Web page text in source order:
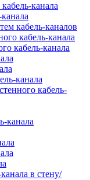
канала
кабель-каналов
кабель-канала
кабель-канала
канала
кабель-
канала
в стену/